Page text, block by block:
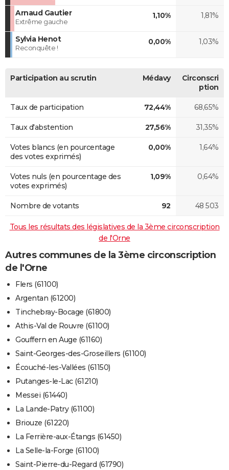
Arnaud Gautier
Extrême gauche
1,10% 1,81%
Sylvia Henot
Reconquête !
0,00% 1,03%
Participation au scrutin Médavy
Circonscri
ption
Taux de participation 72,44% 68,65%
Taux d'abstention 27,56% 31,35%
Votes blancs (en pourcentage
des votes exprimés)
0,00% 1,64%
Votes nuls (en pourcentage des
votes exprimés)
1,09% 0,64%
Nombre de votants 92 48 503
Tous les résultats des législatives de la 3ème circonscription
de l'Orne
Autres communes de la 3ème circonscription
de l'Orne
Flers (61100)
Argentan (61200)
Tinchebray-Bocage (61800)
Athis-Val de Rouvre (61100)
Gouffern en Auge (61160)
Saint-Georges-des-Groseillers (61100)
Écouché-les-Vallées (61150)
Putanges-le-Lac (61210)
Messei (61440)
La Lande-Patry (61100)
Briouze (61220)
La Ferrière-aux-Étangs (61450)
La Selle-la-Forge (61100)
Saint-Pierre-du-Regard (61790)